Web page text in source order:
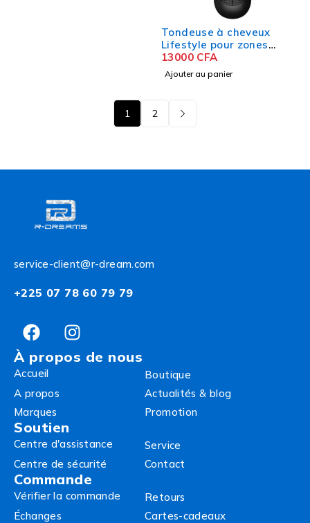
Tondeuse à cheveux
Lifestyle pour zones
sensibles, design
ergonomique avec
poignée
13000 CFA
Ajouter au panier
1 2
service-client@r-dream.com
+225 07 78 60 79 79
À propos de nous
Accueil
Boutique
A propos
Actualités & blog
Marques
Promotion
Soutien
Centre d'assistance
Service
Centre de sécurité
Contact
Commande
Vérifier la commande
Retours
Échanges
Cartes-cadeaux